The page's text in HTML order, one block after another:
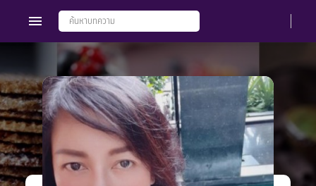
Members Groups